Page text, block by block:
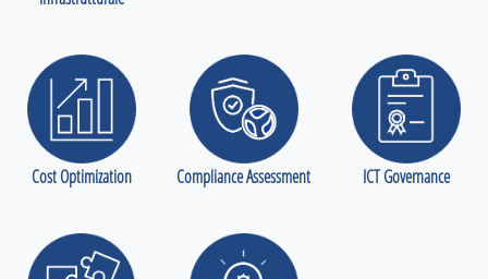
Cost Optimization Compliance Assessment ICT Governance